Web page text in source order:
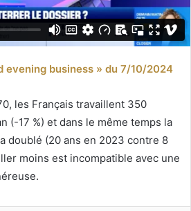
evening business » du 7/10/2024
les Français travaillent 350
(-17 %) et dans le même temps la
doublé (20 ans en 2023 contre 8
moins est incompatible avec une